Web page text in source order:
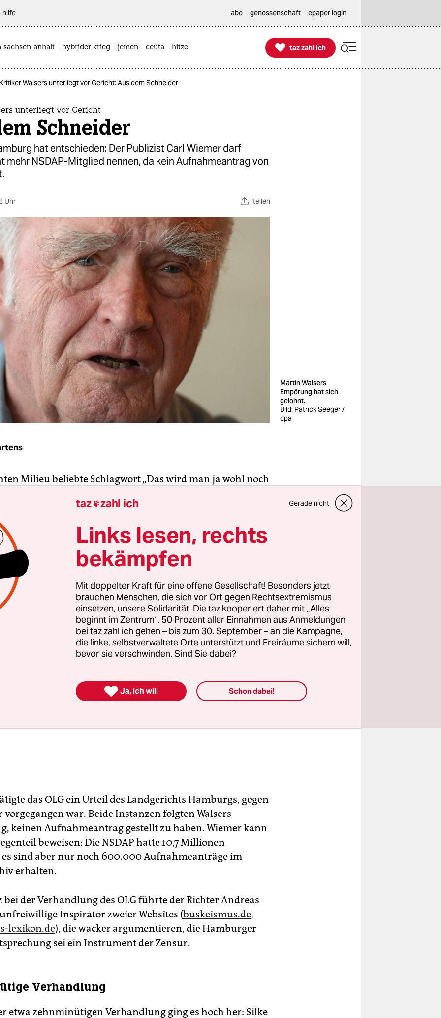
hilfe abo genossenschaft epaper login
sachsen-anhalt hybrider krieg jemen ceuta hitze 
taz zahl ich
taz zahl ich
Kritiker Walsers unterliegt vor Gericht: Aus dem Schneider
unterliegt vor Gericht
Schneider
hat entschieden: Der Publizist Carl Wiemer darf
mehr NSDAP-Mitglied nennen, da kein Aufnahmeantrag von
Uhr teilen
Martin Walsers
Empörung hat sich
gelohnt.
Bild: Patrick Seeger /
dpa
Milieu beliebte Schlagwort „Das wird man ja wohl noch
dürfen, dass der Schriftsteller Martin Walser Mitglied
war. Nein, darf man nicht. Carl Wiemer jedenfalls nicht.
(OLG) Hamburg hat es dem Publizisten, der
in einem Flugblatt als NSDAP-Mitglied bezeichnet hatte,
untersagt – obwohl eine Mitgliedskarte mit dessen
das OLG ein Urteil des Landgerichts Hamburgs, gegen
vorgegangen war. Beide Instanzen folgten Walsers
keinen Aufnahmeantrag gestellt zu haben. Wiemer kann
beweisen: Die NSDAP hatte 10,7 Millionen
sind aber nur noch 600.000 Aufnahmeanträge im
erhalten.
bei der Verhandlung des OLG führte der Richter Andreas
Inspirator zweier Websites (buskeismus.de,
lexikon.de), die wacker argumentieren, die Hamburger
sei ein Instrument der Zensur.
Verhandlung
etwa zehnminütigen Verhandlung ging es hoch her: Silke
taz zahl ich Gerade nicht
Links lesen, rechts
bekämpfen
Mit doppelter Kraft für eine offene Gesellschaft! Besonders jetzt
brauchen Menschen, die sich vor Ort gegen Rechtsextremismus
einsetzen, unsere Solidarität. Die taz kooperiert daher mit „Alles
beginnt im Zentrum“. 50 Prozent aller Einnahmen aus Anmeldungen
bei taz zahl ich gehen – bis zum 30. September – an die Kampagne,
die linke, selbstverwaltete Orte unterstützt und Freiräume sichern will,
bevor sie verschwinden. Sind Sie dabei?
 Ja, ich will Schon dabei!